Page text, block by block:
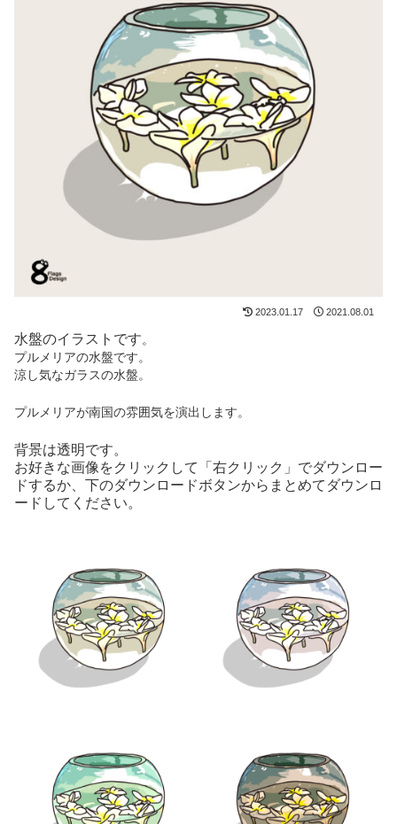
2023.01.17 2021.08.01
水盤のイラストです。
プルメリアの水盤です。
涼し気なガラスの水盤。
プルメリアが南国の雰囲気を演出します。
背景は透明です。
お好きな画像をクリックして「右クリック」でダウンロー
ドするか、下のダウンロードボタンからまとめてダウンロ
ードしてください。